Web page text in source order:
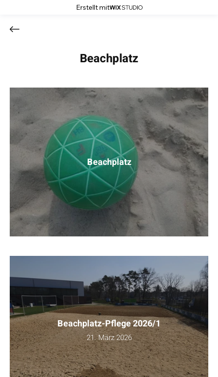
Erstellt mit
Beachplatz
Beachplatz-Pflege 2026/1
21. März 2026
Beachplatz